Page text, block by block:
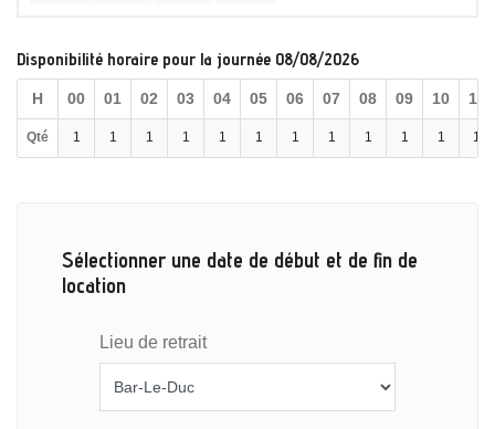
Disponibilité horaire pour la journée 08/08/2026
H 00 01 02 03 04 05 06 07 08 09 10 11
Qté 1 1 1 1 1 1 1 1 1 1 1 1
Sélectionner une date de début et de fin de
location
Lieu de retrait